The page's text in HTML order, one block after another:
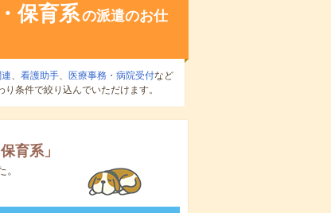
保育系の派遣のお仕
、 看護助手、 医療事務・病院受付など
り条件で絞り込んでいただけます。
育系」